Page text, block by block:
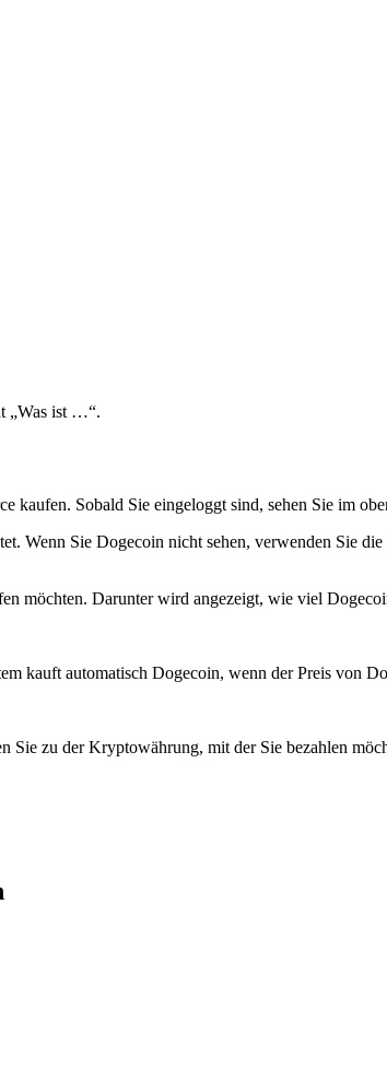
„Was ist …“.
Sobald Sie eingeloggt sind, sehen Sie im
Wenn Sie Dogecoin nicht sehen, verwenden Sie
möchten. Darunter wird angezeigt, wie viel
kauft automatisch Dogecoin, wenn der Preis von
zu der Kryptowährung, mit der Sie bezahlen